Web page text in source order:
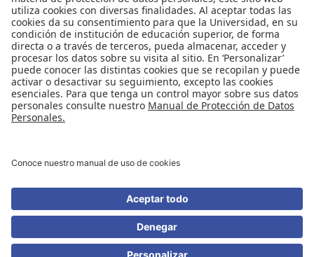
Preguntas frecuentes
Capacitación
Directrices
Entretenimiento
Compra de libros y material audiovisual
Reconocimiento como Universidad: Decreto 1297 del 30 de mayo de 1964.
Reconocimiento personería jurídica: Resolución 28 del 23 de febrero de 1949
Minjusticia.
© - Derechos Reservados Universidad de los Andes